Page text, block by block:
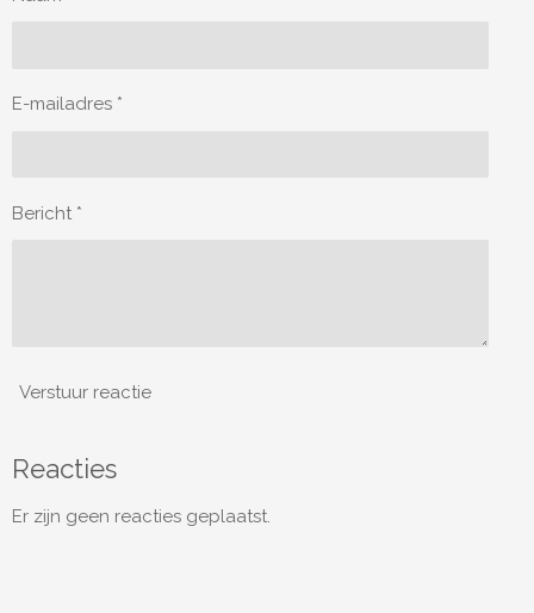
E-mailadres *
Bericht *
Verstuur reactie
Reacties
Er zijn geen reacties geplaatst.